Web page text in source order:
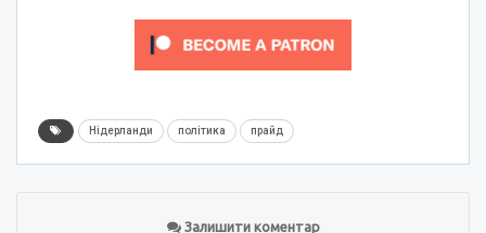
Нідерланди політика прайд
Залишити коментар